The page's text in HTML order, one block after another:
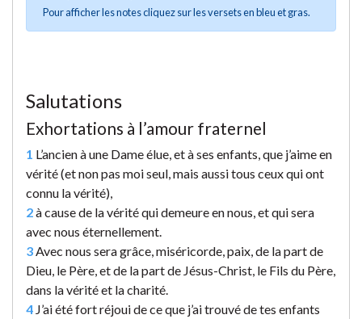
Pour afficher les notes cliquez sur les versets en bleu et gras.
Salutations
Exhortations à l’amour fraternel
1 L’ancien à une Dame élue, et à ses enfants, que j’aime en
vérité (et non pas moi seul, mais aussi tous ceux qui ont
connu la vérité),
2à cause de la vérité qui demeure en nous, et qui sera
avec nous éternellement.
3 Avec nous sera grâce, miséricorde, paix, de la part de
Dieu, le Père, et de la part de Jésus-Christ, le Fils du Père,
dans la vérité et la charité.
4 J’ai été fort réjoui de ce que j’ai trouvé de tes enfants